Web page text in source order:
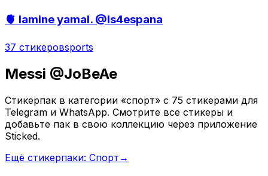
🫀 lamine yamal. @Is4espana
37 стикеровsports
Messi @JoBeAe
Стикерпак в категории «спорт» с 75 стикерами для
Telegram и WhatsApp. Смотрите все стикеры и
добавьте пак в свою коллекцию через приложение
Sticked.
Ещё стикерпаки: Спорт →